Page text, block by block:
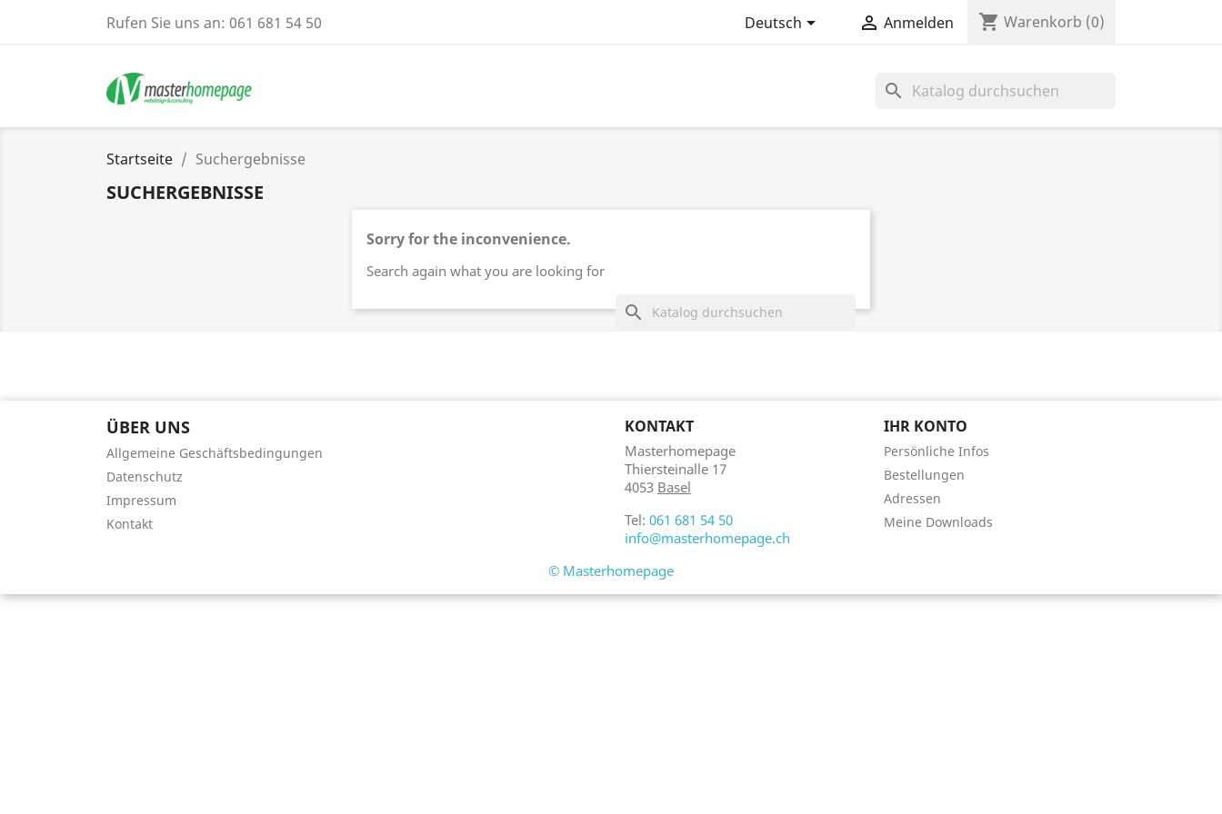
Rufen Sie uns an: 061 681 54 50 Deutsch  Anmelden shopping_cart Warenkorb (0)
search
Startseite Suchergebnisse
SUCHERGEBNISSE
Sorry for the inconvenience.
Search again what you are looking for
search
ÜBER UNS
Allgemeine Geschäftsbedingungen
Datenschutz
Impressum
Kontakt
KONTAKT
Masterhomepage
Thiersteinalle 17
4053 Basel
Tel: 061 681 54 50
info@masterhomepage.ch
IHR KONTO
Persönliche Infos
Bestellungen
Adressen
Meine Downloads
© Masterhomepage